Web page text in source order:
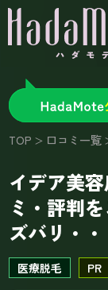
TOP 口コミ一覧
イデア美
ミ・評判
ズバリ・・
医療脱毛 PR